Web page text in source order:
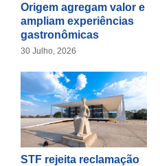
Origem agregam valor e
ampliam experiências
gastronômicas
30 Julho, 2026
STF rejeita reclamação